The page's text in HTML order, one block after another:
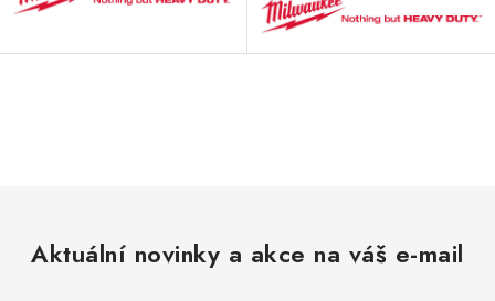
Aktuální novinky a akce na váš e-mail